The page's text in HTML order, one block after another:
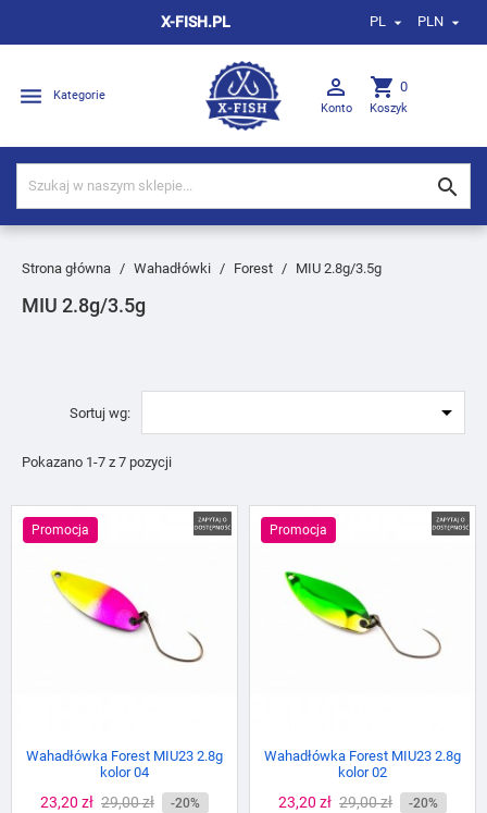
X-FISH.PL PL  PLN 
 Kategorie 
Konto
shopping_cart 0
Koszyk

Strona główna Wahadłówki Forest MIU 2.8g/3.5g
MIU 2.8g/3.5g
Sortuj wg: 
Pokazano 1-7 z 7 pozycji
Promocja
Wahadłówka Forest MIU23 2.8g
kolor 04
Cena
23,20 zł Cena
29,00 zł -20%
Promocja
Wahadłówka Forest MIU23 2.8g
kolor 02
Cena
23,20 zł Cena
29,00 zł -20%